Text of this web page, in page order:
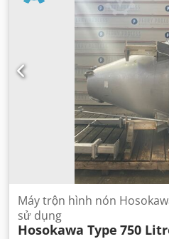
Máy trộn hình nón
sử dụng
Hosokawa Type 750